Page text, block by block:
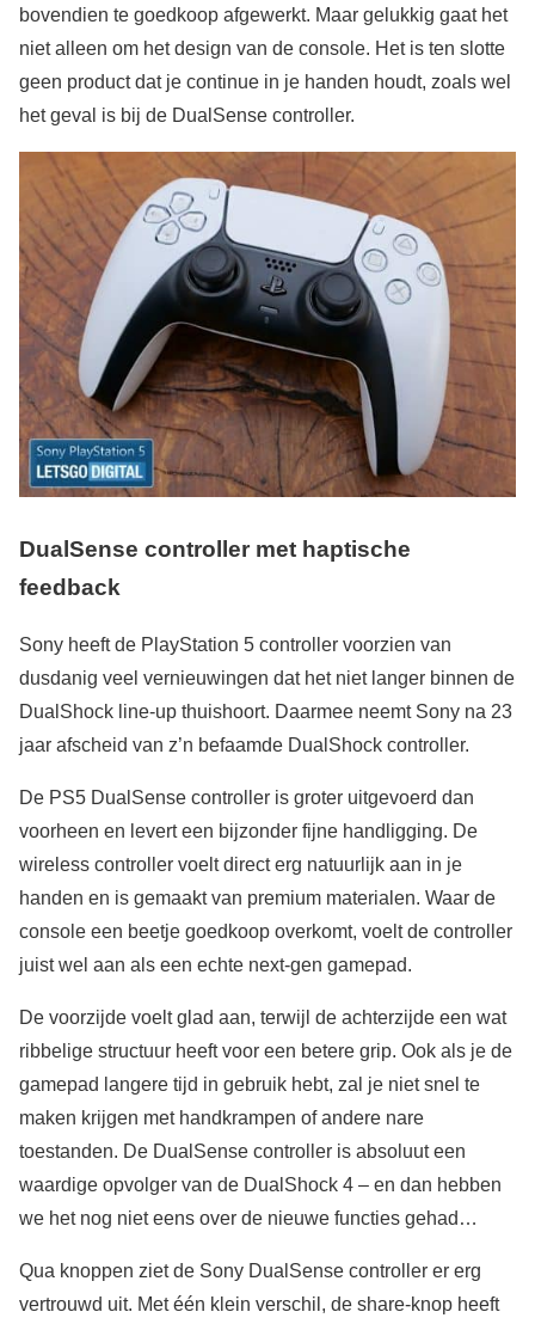
bovendien te goedkoop afgewerkt. Maar gelukkig gaat het
niet alleen om het design van de console. Het is ten slotte
geen product dat je continue in je handen houdt, zoals wel
het geval is bij de DualSense controller.
DualSense controller met haptische
feedback
Sony heeft de PlayStation 5 controller voorzien van
dusdanig veel vernieuwingen dat het niet langer binnen de
DualShock line-up thuishoort. Daarmee neemt Sony na 23
jaar afscheid van z’n befaamde DualShock controller.
De PS5 DualSense controller is groter uitgevoerd dan
voorheen en levert een bijzonder fijne handligging. De
wireless controller voelt direct erg natuurlijk aan in je
handen en is gemaakt van premium materialen. Waar de
console een beetje goedkoop overkomt, voelt de controller
juist wel aan als een echte next-gen gamepad.
De voorzijde voelt glad aan, terwijl de achterzijde een wat
ribbelige structuur heeft voor een betere grip. Ook als je de
gamepad langere tijd in gebruik hebt, zal je niet snel te
maken krijgen met handkrampen of andere nare
toestanden. De DualSense controller is absoluut een
waardige opvolger van de DualShock 4 – en dan hebben
we het nog niet eens over de nieuwe functies gehad…
Qua knoppen ziet de Sony DualSense controller er erg
vertrouwd uit. Met één klein verschil, de share-knop heeft